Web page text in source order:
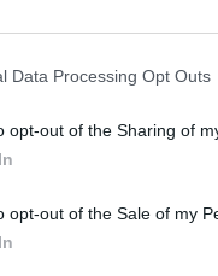
Data Processing Opt Outs
opt-out of the Sharing of
opt-out of the Sale of my